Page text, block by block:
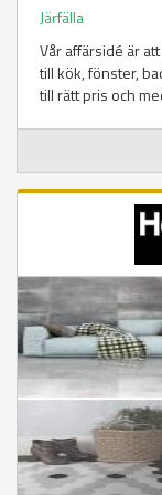
Järfälla
Vår affärsidé är
till kök, fönster,
till rätt pris och